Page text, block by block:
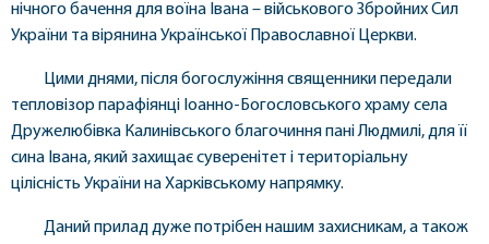
нічного бачення для воїна Івана – військового Збройних Сил
України та вірянина Української Православної Церкви.
Цими днями, після богослужіння священники передали
тепловізор парафіянці Іоанно-Богословського храму села
Дружелюбівка Калинівського благочиння пані Людмилі, для її
сина Івана, який захищає суверенітет і територіальну
цілісність України на Харківському напрямку.
Даний прилад дуже потрібен нашим захисникам, а також